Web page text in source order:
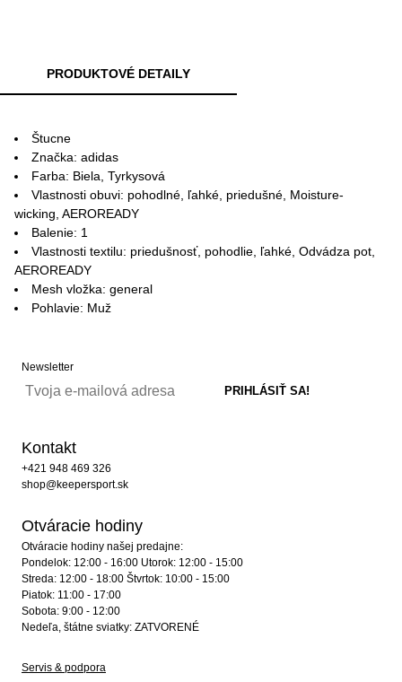
PRODUKTOVÉ DETAILY
Štucne
Značka: adidas
Farba: Biela, Tyrkysová
Vlastnosti obuvi: pohodlné, ľahké, priedušné, Moisture-
wicking, AEROREADY
Balenie: 1
Vlastnosti textilu: priedušnosť, pohodlie, ľahké, Odvádza pot,
AEROREADY
Mesh vložka: general
Pohlavie: Muž
Newsletter
Kontakt
+421 948 469 326
shop@keepersport.sk
Otváracie hodiny
Otváracie hodiny našej predajne:
Pondelok: 12:00 - 16:00 Utorok: 12:00 - 15:00
Streda: 12:00 - 18:00 Štvrtok: 10:00 - 15:00
Piatok: 11:00 - 17:00
Sobota: 9:00 - 12:00
Nedeľa, štátne sviatky: ZATVORENÉ
Servis & podpora